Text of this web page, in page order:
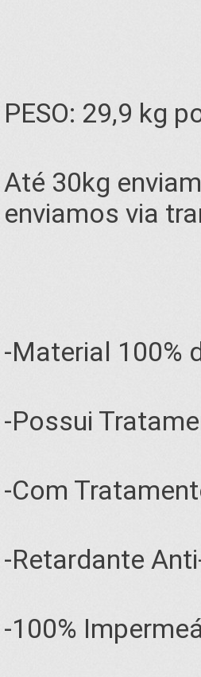
PESO: 29,9 kg
Até 30kg
enviamos via
-Material 100%
-Possui
-Com
-Retardante
-100%